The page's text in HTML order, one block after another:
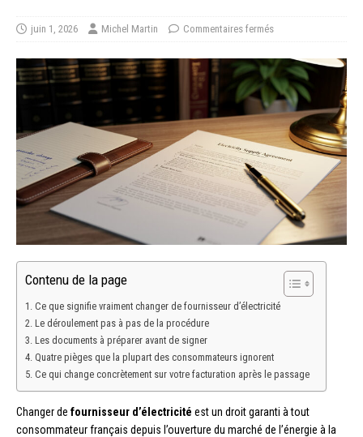
juin 1, 2026 Michel Martin Commentaires fermés
Contenu de la page
Ce que signifie vraiment changer de fournisseur d’électricité
Le déroulement pas à pas de la procédure
Les documents à préparer avant de signer
Quatre pièges que la plupart des consommateurs ignorent
Ce qui change concrètement sur votre facturation après le passage
Changer de fournisseur d’électricité est un droit garanti à tout
consommateur français depuis l’ouverture du marché de l’énergie à la